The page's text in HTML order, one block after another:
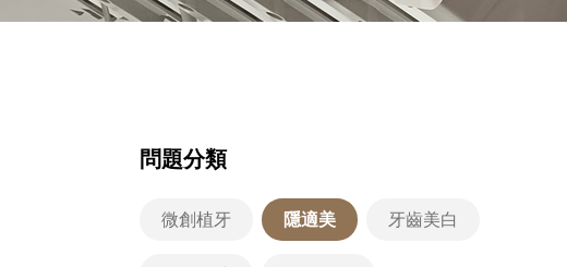
問題分類
微創植牙 隱適美 牙齒美白